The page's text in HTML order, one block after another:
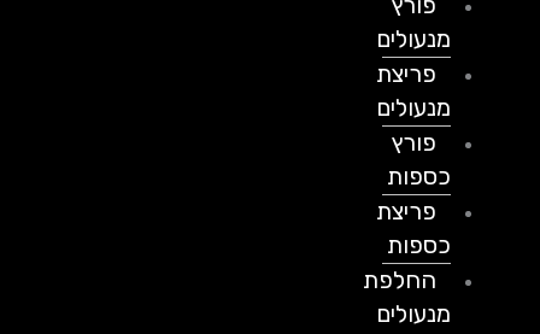
מנעולים
פריצת
מנעולים
פורץ
כספות
פריצת
כספות
החלפת
מנעולים